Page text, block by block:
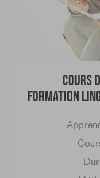
Cours
Formation